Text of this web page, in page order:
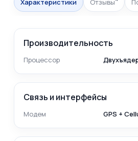
Характеристики Отзывы
Производительность
Процессор
Связь и интерфейсы
Модем GPS +